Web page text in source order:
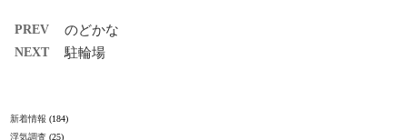
PREV のどかな
NEXT 駐輪場
新着情報 (184)
浮気調査 (25)